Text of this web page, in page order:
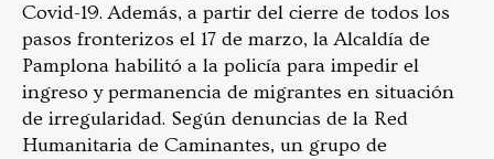
Covid-19. Además, a partir del cierre de todos los
pasos fronterizos el 17 de marzo, la Alcaldía de
Pamplona habilitó a la policía para impedir el
ingreso y permanencia de migrantes en situación
de irregularidad. Según denuncias de la Red
Humanitaria de Caminantes, un grupo de